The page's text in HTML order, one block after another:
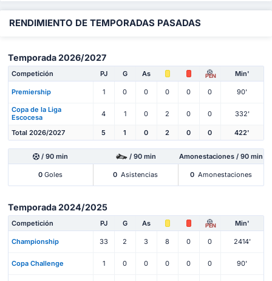
RENDIMIENTO DE TEMPORADAS PASADAS
Temporada 2026/2027
Competición PJ G As PEN Min'
Premiership 1 0 0 0 0 0 90'
Copa de la Liga
Escocesa
4 1 0 2 0 0 332'
Total 2026/2027 5 1 0 2 0 0 422'
/ 90 min / 90 min Amonestaciones / 90 min
0 Goles 0 Asistencias 0 Amonestaciones
Temporada 2024/2025
Competición PJ G As PEN Min'
Championship 33 2 3 8 0 0 2414'
Copa Challenge 1 0 0 0 0 0 90'